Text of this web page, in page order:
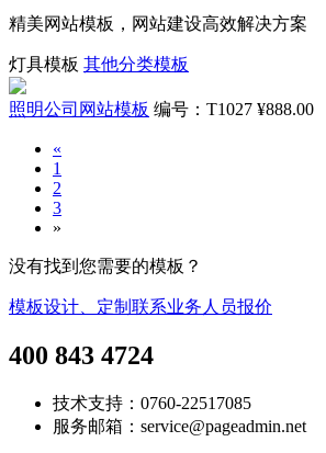
精美网站模板，网站建设高效解决方案
灯具模板 其他分类模板
照明公司网站模板 编号：T1027 ¥888.00
«
1
2
3
»
没有找到您需要的模板？
模板设计、定制联系业务人员报价
400 843 4724
技术支持：0760-22517085
服务邮箱：service@pageadmin.net